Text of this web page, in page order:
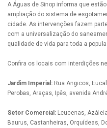
A Águas de Sinop informa que
ampliação do sistema de
cidade. As intervenções fazem
com a universalização do
qualidade de vida para toda a
Confira os locais com interdições
Jardim Imperial: Rua Angicos,
Perobas, Araças, Ipês, avenida
Setor Comercial: Leucenas,
Baurus, Castanheiras, Orquídeas,